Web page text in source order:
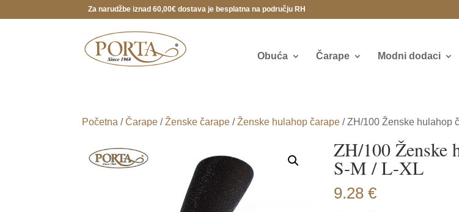
Za narudžbe iznad 60,00€ dostava je besplatna na području RH
Obuća Čarape Modni dodaci
Početna /Čarape /Ženske čarape /Ženske hulahop čarape / ZH/100 Ženske hulahop
ZH/100 Ženske
S-M / L-XL
9.28€